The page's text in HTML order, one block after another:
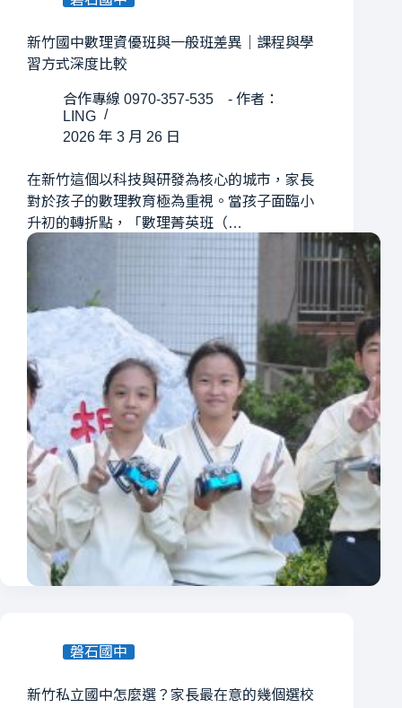
新竹國中數理資優班與一般班差異｜課程與學
習方式深度比較
合作專線 0970-357-535 - 作者：
LING
2026 年 3 月 26 日
在新竹這個以科技與研發為核心的城市，家長
對於孩子的數理教育極為重視。當孩子面臨小
升初的轉折點，「數理菁英班（…
磐石國中
新竹私立國中怎麼選？家長最在意的幾個選校